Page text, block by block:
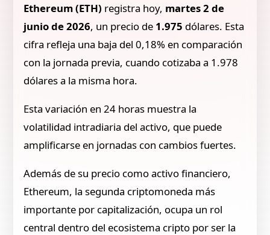
Ethereum (ETH) registra hoy, martes 2 de
junio de 2026, un precio de 1.975 dólares. Esta
cifra refleja una baja del 0,18% en comparación
con la jornada previa, cuando cotizaba a 1.978
dólares a la misma hora.
Esta variación en 24 horas muestra la
volatilidad intradiaria del activo, que puede
amplificarse en jornadas con cambios fuertes.
Además de su precio como activo financiero,
Ethereum, la segunda criptomoneda más
importante por capitalización, ocupa un rol
central dentro del ecosistema cripto por ser la